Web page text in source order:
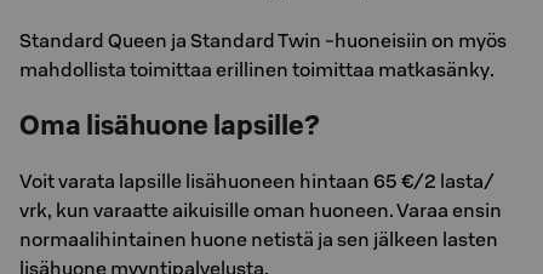
Standard Queen ja Standard Twin -huoneisiin on myös
mahdollista toimittaa erillinen toimittaa matkasänky.
Oma lisähuone lapsille?
Voit varata lapsille lisähuoneen hintaan 65 €/2 lasta/
vrk, kun varaatte aikuisille oman huoneen. Varaa ensin
normaalihintainen huone netistä ja sen jälkeen lasten
lisähuone myyntipalvelusta.